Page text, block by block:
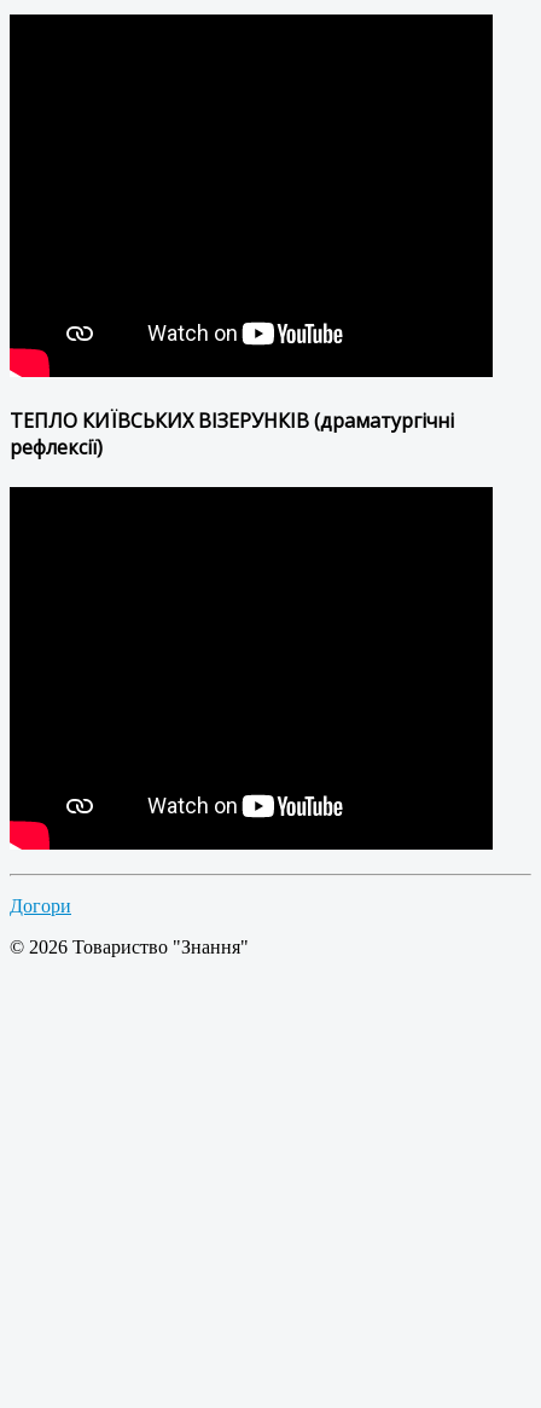
ТЕПЛО КИЇВСЬКИХ ВІЗЕРУНКІВ (драматургічні
рефлексії)
Догори
© 2026 Товариство "Знання"